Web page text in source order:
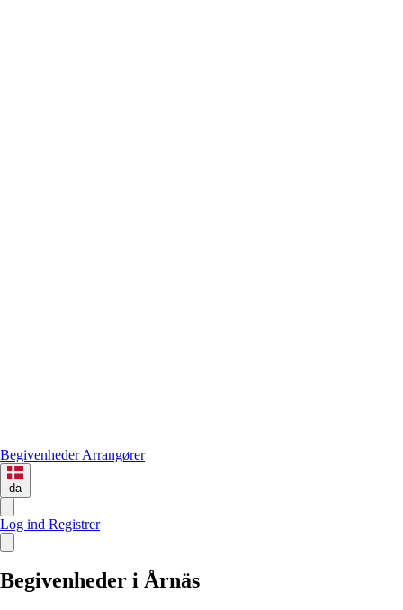
BegivenhederArrangører
da
Log ind Registrer
Begivenheder i Årnäs